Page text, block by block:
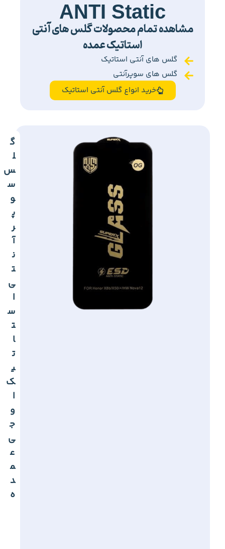
ANTI Static
مشاهده تمام محصولات گلس های آنتی
استاتیک عمده
گلس های آنتی استاتیک
گلس های سوپرآنتی
خرید انواع گلس آنتی استاتیک
گ
ل
س
س
و
پ
ر
آ
ن
ت
ی
ا
س
ت
ا
ت
ی
ک
ا
و
ج
ی
ع
م
د
ه